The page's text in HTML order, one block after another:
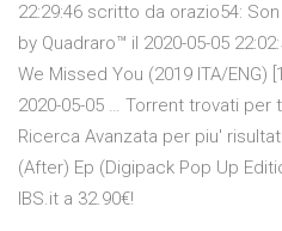
22:29:46 scritto da orazio54:
by Quadraro™ il 2020-05-05
We Missed You (2019 ITA/ENG)
2020-05-05 … Torrent trovati per
Ricerca Avanzata per piu'
(After) Ep (Digipack Pop Up
IBS.it a 32.90€!